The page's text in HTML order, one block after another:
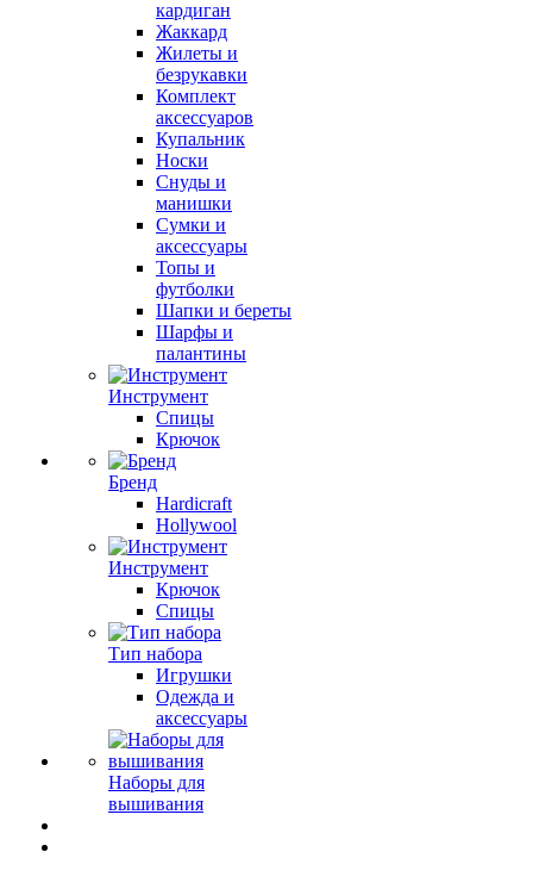
кардиган
Жаккард
Жилеты и
безрукавки
Комплект
аксессуаров
Купальник
Носки
Снуды и
манишки
Сумки и
аксессуары
Топы и
футболки
Шапки и береты
Шарфы и
палантины
Инструмент
Спицы
Крючок
Бренд
Hardicraft
Hollywool
Инструмент
Крючок
Спицы
Тип набора
Игрушки
Одежда и
аксессуары
Наборы для
вышивания